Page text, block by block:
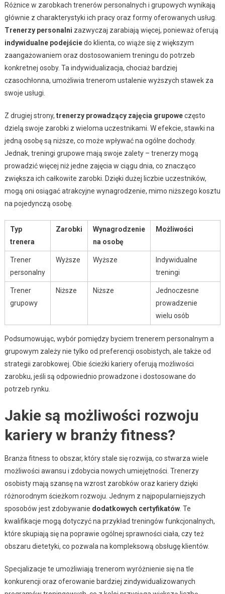
Różnice w zarobkach trenerów personalnych i grupowych wynikają
głównie z charakterystyki ich pracy oraz formy oferowanych usług.
Trenerzy personalni zazwyczaj zarabiają więcej, ponieważ oferują
indywidualne podejściedo klienta, co wiąże się z większym
zaangażowaniem oraz dostosowaniem treningu do potrzeb
konkretnej osoby. Ta indywidualizacja, chociaż bardziej
czasochłonna, umożliwia trenerom ustalenie wyższych stawek za
swoje usługi.
Z drugiej strony, trenerzy prowadzący zajęcia grupoweczęsto
dzielą swoje zarobki z wieloma uczestnikami. W efekcie, stawki na
jedną osobę są niższe, co może wpływać na ogólne dochody.
Jednak, treningi grupowe mają swoje zalety – trenerzy mogą
prowadzić więcej niż jedne zajęcia w ciągu dnia, co znacząco
zwiększa ich całkowite zarobki. Dzięki dużej liczbie uczestników,
mogą oni osiągać atrakcyjne wynagrodzenie, mimo niższego kosztu
na pojedynczą osobę.
Typ
trenera
Zarobki
Wynagrodzenie
na osobę
Możliwości
Trener
personalny
Wyższe Wyższe
Indywidualne
treningi
Trener
grupowy
Niższe Niższe
Jednoczesne
prowadzenie
wielu osób
Podsumowując, wybór pomiędzy byciem trenerem personalnym a
grupowym zależy nie tylko od preferencji osobistych, ale także od
strategii zarobkowej. Obie ścieżki kariery oferują możliwości
zarobku, jeśli są odpowiednio prowadzone i dostosowane do
potrzeb rynku.
Jakie są możliwości rozwoju
kariery w branży fitness?
Branża fitness to obszar, który stale się rozwija, co stwarza wiele
możliwości awansu i zdobycia nowych umiejętności. Trenerzy
osobisty mają szansę na wzrost zarobków oraz kariery dzięki
różnorodnym ścieżkom rozwoju. Jednym z najpopularniejszych
sposobów jest zdobywanie dodatkowych certyfikatów. Te
kwalifikacje mogą dotyczyć na przykład treningów funkcjonalnych,
które skupiają się na poprawie ogólnej sprawności ciała, czy też
obszaru dietetyki, co pozwala na kompleksową obsługę klientów.
Specjalizacje te umożliwiają trenerom wyróżnienie się na tle
konkurencji oraz oferowanie bardziej zindywidualizowanych